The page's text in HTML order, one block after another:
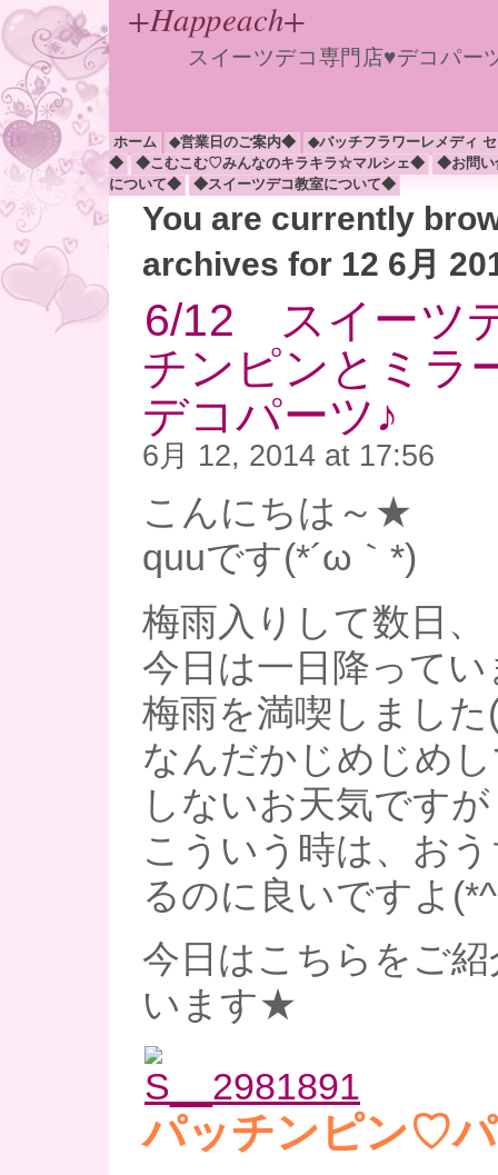
+Happeach+
スイーツデコ専門店♥デコパ
ホーム ◆営業日のご案内◆
◆バッチフラワーレメディ
◆
◆こむこむ♡みんなのキラキラ☆マルシェ◆
◆お問
について◆
◆スイーツデコ教室について◆
You are currently
archives for 12 6月
6/12 スイーツ
チンピンとミラ
デコパーツ♪
6月 12, 2014 at 17:56
こんにちは～★
quuです(*´ω｀*)
梅雨入りして数日、
今日は一日降って
梅雨を満喫しました
なんだかじめじめ
しないお天気ですが
こういう時は、お
るのに良いですよ
今日はこちらをご
います★
パッチンピン♡